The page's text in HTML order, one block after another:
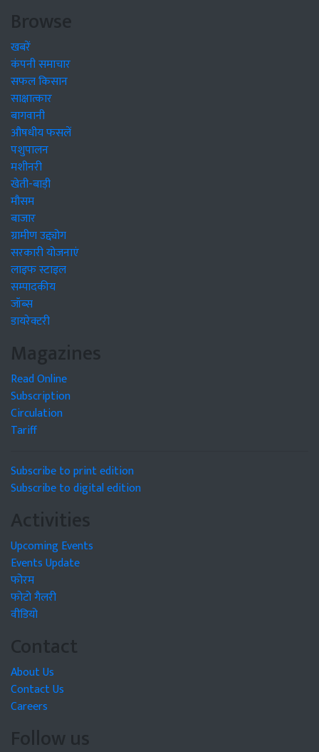
Browse
खबरें
कंपनी समाचार
सफल किसान
साक्षात्कार
बागवानी
औषधीय फसलें
पशुपालन
मशीनरी
खेती-बाड़ी
मौसम
बाजार
ग्रामीण उद्द्योग
सरकारी योजनाएं
लाइफ स्टाइल
सम्पादकीय
जॉब्स
डायरेक्टरी
Magazines
Read Online
Subscription
Circulation
Tariff
Subscribe to print edition
Subscribe to digital edition
Activities
Upcoming Events
Events Update
फोरम
फोटो गैलरी
वीडियो
Contact
About Us
Contact Us
Careers
Follow us